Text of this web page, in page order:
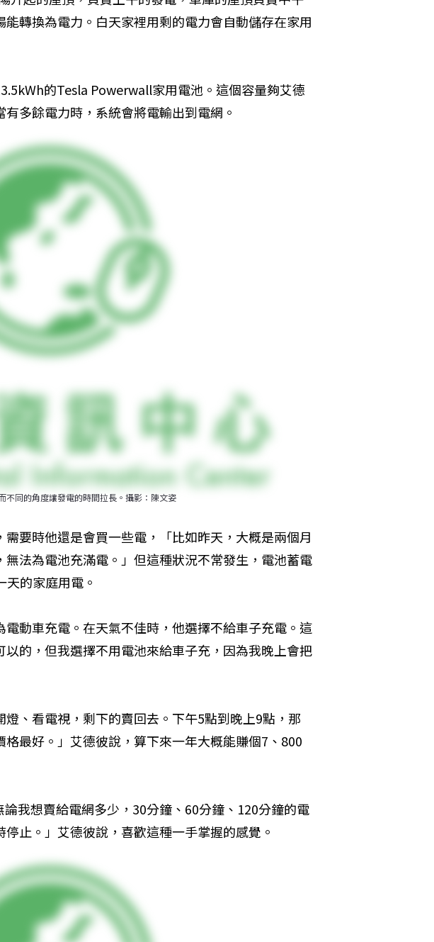
轉換為電力。白天家裡用剩的電力會自動儲存在家用
的Tesla Powerwall家用電池。這個容量夠艾德
多餘電力時，系統會將電輸出到電網。
不同的角度讓發電的時間拉長。攝影：陳文姿
要時他還是會買一些電，「比如昨天，大概是兩個月
法為電池充滿電。」但這種狀況不常發生，電池蓄電
的家庭用電。
動車充電。在天氣不佳時，他選擇不給車子充電。這
的，但我選擇不用電池來給車子充，因為我晚上會把
燈、看電視，剩下的賣回去。下午5點到晚上9點，那
最好。」艾德彼說，算下來一年大概能賺個7、800
我想賣給電網多少，30分鐘、60分鐘、120分鐘的電
止。」艾德彼說，喜歡這種一手掌握的感覺。